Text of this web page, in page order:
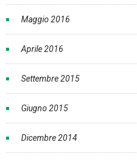
Maggio 2016
Aprile 2016
Settembre 2015
Giugno 2015
Dicembre 2014